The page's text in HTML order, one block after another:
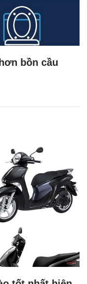
bồn cầu